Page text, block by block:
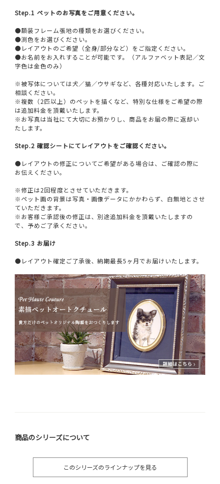
Step.1 ペットのお写真をご用意ください。
●額装フレーム張地の種類をお選びください。
●渕色をお選びください。
●レイアウトのご希望（全身/部分など）をご指定ください。
●お名前をお入れすることが可能です。（アルファベット表記／文
字色は金色のみ）
※被写体については犬／猫／ウサギなど、各種対応いたします。ご
相談ください。
※複数（2匹以上）のペットを描くなど、特別な仕様をご希望の際
は追加料金を頂戴いたします。
※お写真は当社にて大切にお預かりし、商品をお届の際に返却い
たします。
Step.2 確認シートにてレイアウトをご確認ください。
●レイアウトの修正についてご希望がある場合は、ご確認の際に
お伝えください。
※修正は2回程度とさせていただきます。
※ペット画の背景は写真・画像データにかかわらず、白無地とさせ
ていただきます。
※お客様ご承認後の修正は、別途追加料金を頂戴いたしますの
で、予めご了承ください。
Step.3 お届け
●レイアウト確定ご了承後、納期最長5ヶ月でお届けいたします。
商品のシリーズについて
このシリーズのラインナップを見る